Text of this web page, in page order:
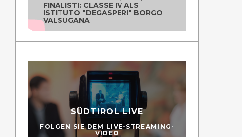
FINALISTI: CLASSE IV ALS
ISTITUTO "DEGASPERI" BORGO
VALSUGANA
SÜDTIROL LIVE
FOLGEN SIE DEM LIVE-STREAMING-
VIDEO